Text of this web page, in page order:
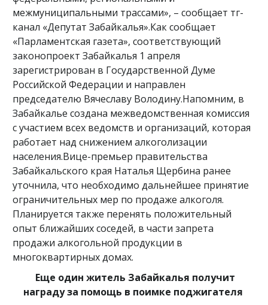
межмуниципальными трассами», – сообщает тг-
канал «Депутат Забайкалья».Как сообщает
«Парламентская газета», соответствующий
законопроект Забайкалья 1 апреля
зарегистрирован в Государственной Думе
Российской Федерации и направлен
председателю Вячеславу Володину.Напомним, в
Забайкалье создана межведомственная комиссия
с участием всех ведомств и организаций, которая
работает над снижением алкоголизации
населения.Вице-премьер правительства
Забайкальского края Наталья Щербина ранее
уточнила, что необходимо дальнейшее принятие
ограничительных мер по продаже алкоголя.
Планируется также перенять положительный
опыт ближайших соседей, в части запрета
продажи алкогольной продукции в
многоквартирных домах.
Еще один житель Забайкалья получит
награду за помощь в поимке поджигателя